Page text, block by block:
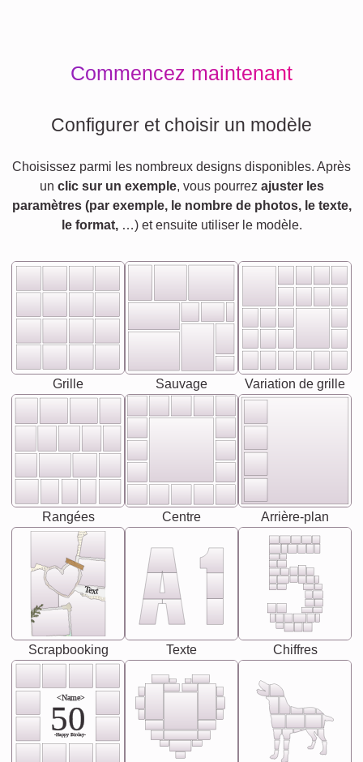
Commencez maintenant
Configurer et choisir un modèle
Choisissez parmi les nombreux designs disponibles. Après
un clic sur un exemple, vous pourrez ajuster les
paramètres (par exemple, le nombre de photos, le texte,
le format,…) et ensuite utiliser le modèle.
Grille Sauvage Variation de grille
Rangées Centre Arrière-plan
Text
Scrapbooking Texte Chiffres
<Name>
50
-Happy Birday-